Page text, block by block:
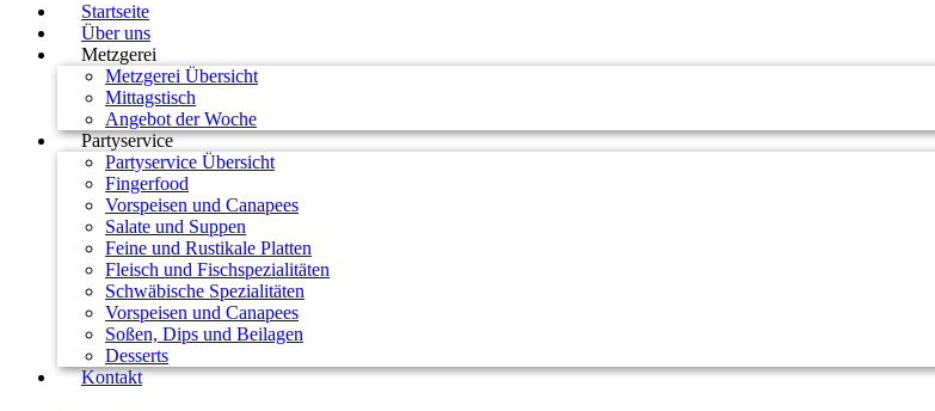
Startseite
Über uns
Metzgerei
Metzgerei Übersicht
Mittagstisch
Angebot der Woche
Partyservice
Partyservice Übersicht
Fingerfood
Vorspeisen und Canapees
Salate und Suppen
Feine und Rustikale Platten
Fleisch und Fischspezialitäten
Schwäbische Spezialitäten
Vorspeisen und Canapees
Soßen, Dips und Beilagen
Desserts
Kontakt